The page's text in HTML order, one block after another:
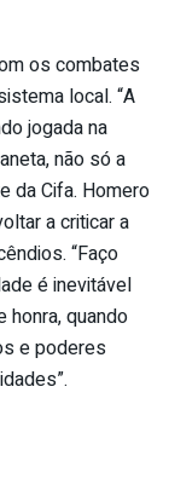
os combates
local. “A
jogada na
não só a
da Cifa. Homero
a criticar a
“Faço
é inevitável
honra, quando
e poderes